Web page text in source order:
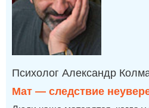
Психолог Александр
Мат — следствие